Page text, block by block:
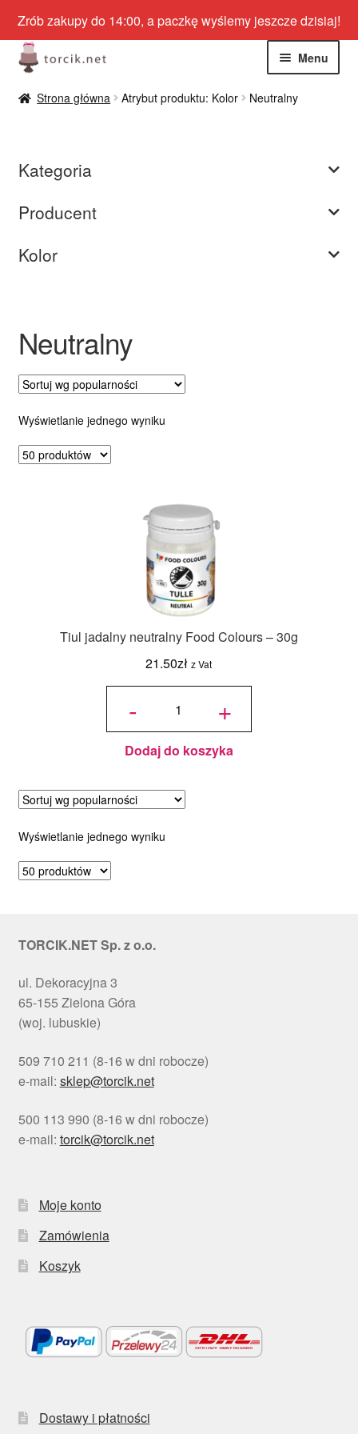
Zrób zakupy do 14:00, a paczkę wyślemy jeszcze dzisiaj!
Przejdź
do
nawigacji
Przejdź
do
treści
Menu
Jadalne
Barwniki spożywcze
Rozwiń
Tematyczne
Rozwiń
Blog
Nowości
Ozdoby na tort weselny
Strona główna Atrybut produktu: Kolor Neutralny
Neutralny
Wyświetlanie jednego wyniku
Tiul jadalny neutralny Food Colours – 30g
21.50zł z Vat
-
ilość Tiul
Food
Colours -
30g +
Dodaj do koszyka
Wyświetlanie jednego wyniku
Kategoria
Producent
Kolor
TORCIK.NET Sp. z o.o.
ul. Dekoracyjna 3
65-155 Zielona Góra
(woj. lubuskie)
509 710 211 (8-16 w dni robocze)
e-mail: sklep@torcik.net
500 113 990 (8-16 w dni robocze)
e-mail: torcik@torcik.net
Moje konto
Zamówienia
Koszyk
Dostawy i płatności